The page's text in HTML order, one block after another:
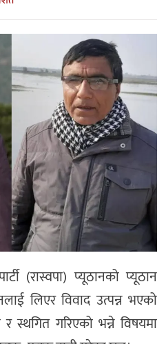
(रास्वपा) प्यूठानको प्यूठान
लिएर विवाद उत्पन्न भएको
स्थगित गरिएको भन्ने विषयमा